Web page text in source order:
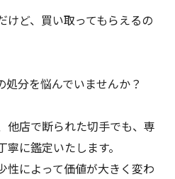
けど、買い取ってもらえるの
分を悩んでいませんか？
他店で断られた切手でも、専
に鑑定いたします。
性によって価値が大きく変わ